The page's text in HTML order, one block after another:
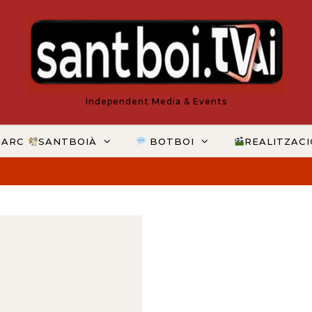
Independent Media & Events
SANTBOIÀ BOTBOI